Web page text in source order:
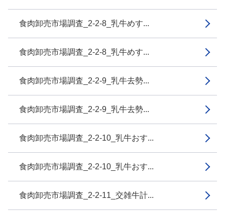
食肉卸売市場調査_2-2-8_乳牛めす...
食肉卸売市場調査_2-2-8_乳牛めす...
食肉卸売市場調査_2-2-9_乳牛去勢...
食肉卸売市場調査_2-2-9_乳牛去勢...
食肉卸売市場調査_2-2-10_乳牛おす...
食肉卸売市場調査_2-2-10_乳牛おす...
食肉卸売市場調査_2-2-11_交雑牛計...